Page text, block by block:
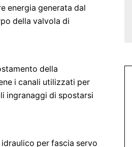
energia generata dal
della valvola di
della
i canali utilizzati per
ingranaggi di spostarsi
per fascia servo